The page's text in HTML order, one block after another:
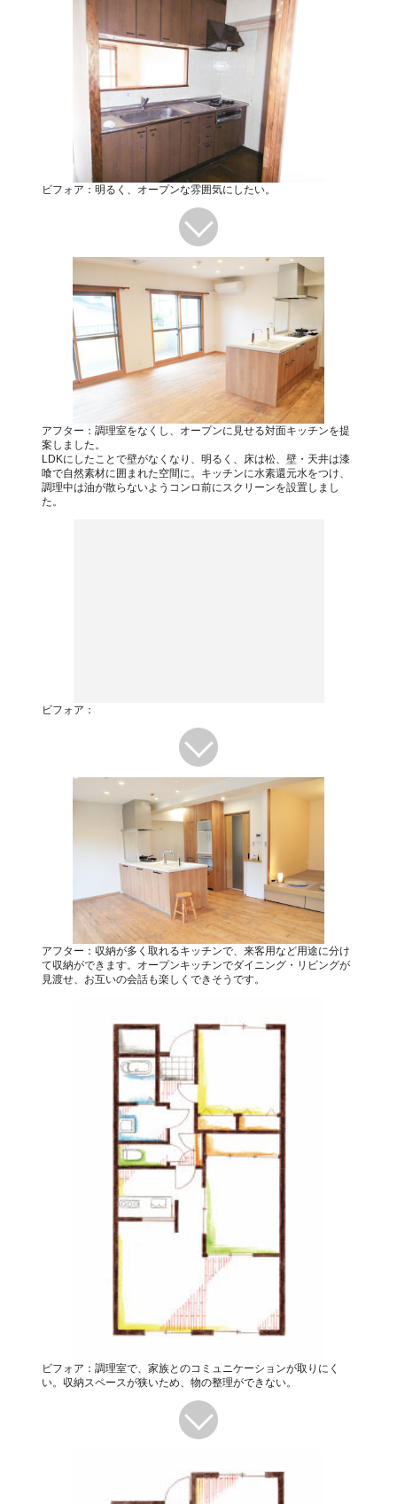
ビフォア：明るく、オープンな雰囲気にしたい。
アフター：調理室をなくし、オープンに見せる対面キッチンを提
案しました。
LDKにしたことで壁がなくなり、明るく、床は松、壁・天井は漆
喰で自然素材に囲まれた空間に。キッチンに水素還元水をつけ、
調理中は油が散らないようコンロ前にスクリーンを設置しまし
た。
ビフォア：
アフター：収納が多く取れるキッチンで、来客用など用途に分け
て収納ができます。オープンキッチンでダイニング・リビングが
見渡せ、お互いの会話も楽しくできそうです。
ビフォア：調理室で、家族とのコミュニケーションが取りにく
い。収納スペースが狭いため、物の整理ができない。